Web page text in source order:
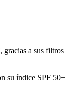
gracias a sus filtros
su índice SPF 50+